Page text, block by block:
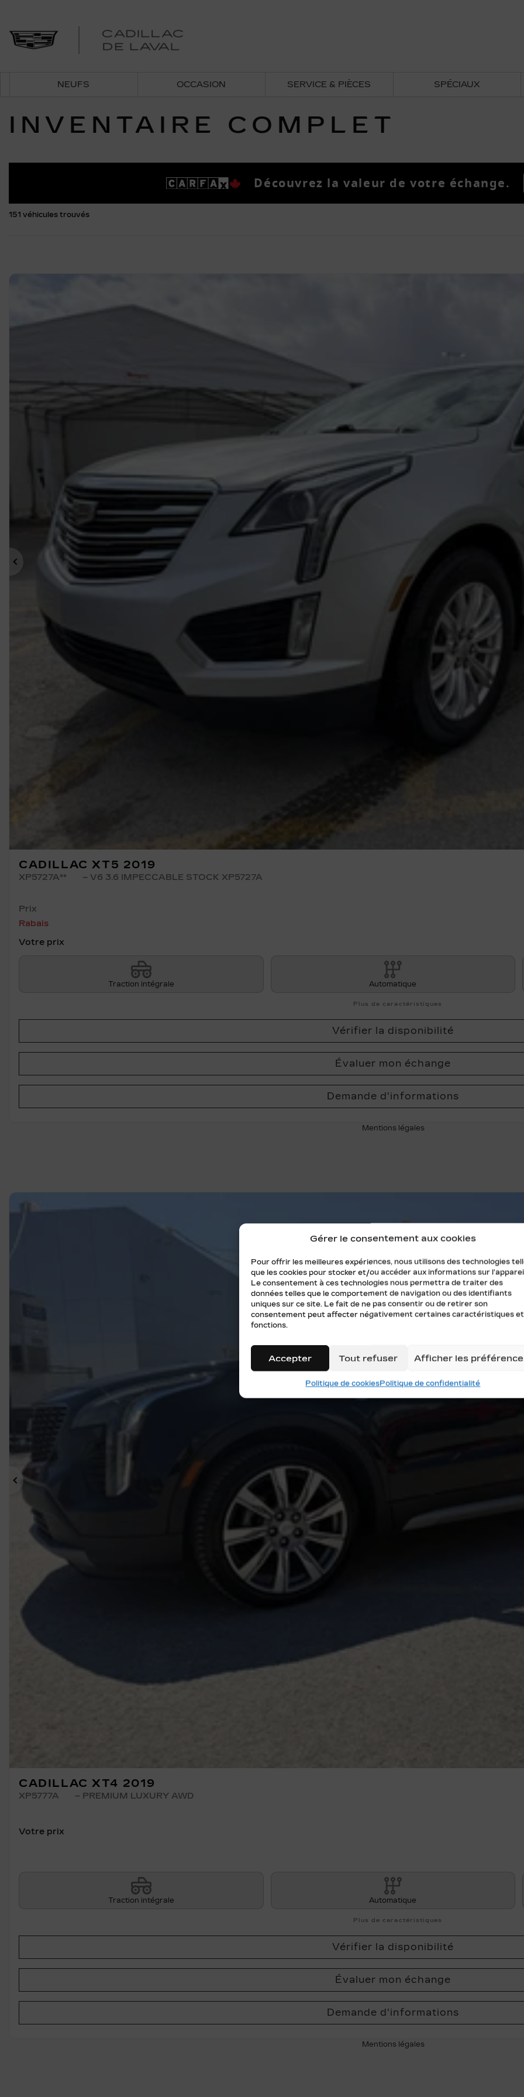
Gérer le consentement aux cookies
Pour offrir les meilleures expériences, nous utilisons des technologies
que les cookies pour stocker et/ou accéder aux informations sur
Le consentement à ces technologies nous permettra de traiter des
données telles que le comportement de navigation ou des identifiants
uniques sur ce site. Le fait de ne pas consentir ou de retirer son
consentement peut affecter négativement certaines caractéristiques et
fonctions.
Accepter Tout refuser Afficher les
Politique de cookiesPolitique de confidentialité
NEUFS OCCASION SERVICE & PIÈCES SPÉCIAUX
INVENTAIRE COMPLET
Découvrez la valeur de votre échange.
151 véhicules trouvés
Précédent
CADILLAC XT5 2019
XP5727A** – V6 3.6 IMPECCABLE STOCK XP5727A
Prix
Rabais
Votre prix
Traction intégrale Automatique
Plus de caractéristiques
Vérifier la disponibilité
Évaluer mon échange
Demande d'informations
Mentions légales
CADILLAC XT4 2019
XP5777A – PREMIUM LUXURY AWD
Votre prix
Traction intégrale Automatique
Plus de caractéristiques
Vérifier la disponibilité
Évaluer mon échange
Demande d'informations
Mentions légales